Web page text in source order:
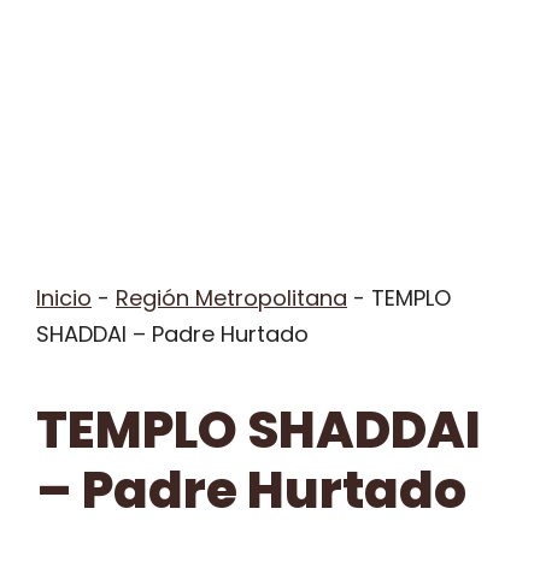
Inicio - Región Metropolitana - TEMPLO
SHADDAI – Padre Hurtado
TEMPLO SHADDAI
– Padre Hurtado